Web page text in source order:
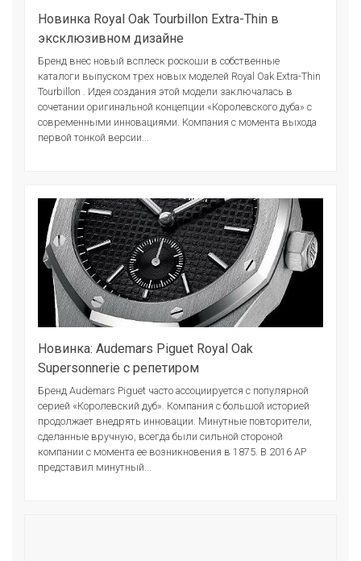
Новинка Royal Oak Tourbillon Extra-Thin в
эксклюзивном дизайне
Бренд внес новый всплеск роскоши в собственные
каталоги выпуском трех новых моделей Royal Oak Extra-Thin
Tourbillon . Идея создания этой модели заключалась в
сочетании оригинальной концепции «Королевского дуба» с
современными инновациями. Компания с момента выхода
первой тонкой версии...
Новинка: Audemars Piguet Royal Oak
Supersonnerie с репетиром
Бренд Audemars Piguet часто ассоциируется с популярной
серией «Королевский дуб». Компания с большой историей
продолжает внедрять инновации. Минутные повторители,
сделанные вручную, всегда были сильной стороной
компании с момента ее возникновения в 1875. В 2016 АР
представил минутный...